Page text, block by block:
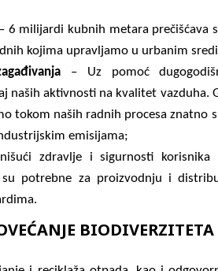
– 6 milijardi kubnih metara prečišćava
kojima upravljamo u urbanim
– Uz pomoć
naših aktivnosti na kvalitet vazduha.
tokom naših radnih procesa znatno
emisijama;
zdravlje i sigurnosti korisnika
potrebne za proizvodnju i
BIODIVERZITETA